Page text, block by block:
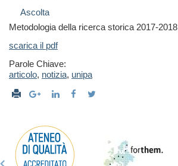
Ascolta
Metodologia della ricerca storica 2017-2018
scarica il pdf
Parole Chiave:
articolo, notizia, unipa